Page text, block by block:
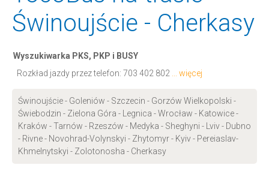
Świnoujście - Cherkasy
Wyszukiwarka PKS, PKP i BUSY
Rozkład jazdy przez telefon: 703 402 802 ... więcej
Świnoujście - Goleniów - Szczecin - Gorzów Wielkopolski -
Świebodzin - Zielona Góra - Legnica - Wrocław - Katowice -
Kraków - Tarnów - Rzeszów - Medyka - Sheghyni - Lviv - Dubno
- Rivne - Novohrad-Volynskyi - Zhytomyr - Kyiv - Pereiaslav-
Khmelnytskyi - Zolotonosha - Cherkasy